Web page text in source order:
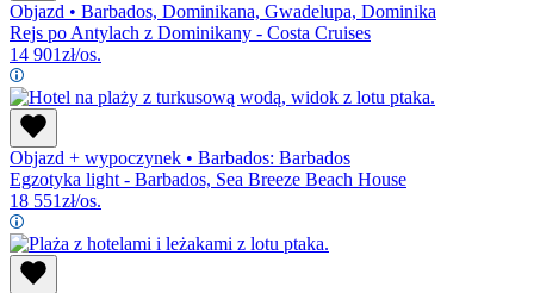
Objazd • Barbados, Dominikana, Gwadelupa, Dominika
Rejs po Antylach z Dominikany - Costa Cruises
14 901zł/os.
Objazd + wypoczynek • Barbados: Barbados
Egzotyka light - Barbados, Sea Breeze Beach House
18 551zł/os.